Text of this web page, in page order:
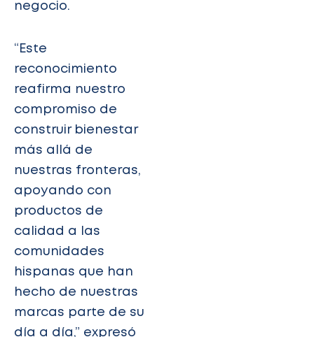
negocio.
“Este
reconocimiento
reafirma nuestro
compromiso de
construir bienestar
más allá de
nuestras fronteras,
apoyando con
productos de
calidad a las
comunidades
hispanas que han
hecho de nuestras
marcas parte de su
día a día,” expresó